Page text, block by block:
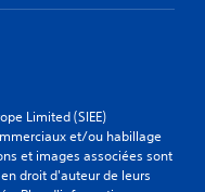
Limited (SIEE)
et/ou habillage
et images associées sont
droit d'auteur de leurs